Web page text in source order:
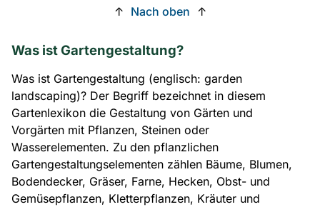
↑ Nach oben ↑
Was ist Gartengestaltung?
Was ist Gartengestaltung (englisch: garden
landscaping)? Der Begriff bezeichnet in diesem
Gartenlexikon die Gestaltung von Gärten und
Vorgärten mit Pflanzen, Steinen oder
Wasserelementen. Zu den pflanzlichen
Gartengestaltungselementen zählen Bäume, Blumen,
Bodendecker, Gräser, Farne, Hecken, Obst- und
Gemüsepflanzen, Kletterpflanzen, Kräuter und